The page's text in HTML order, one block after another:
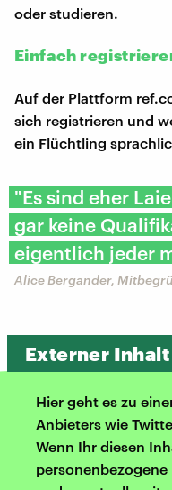
oder studieren.
Einfach
Auf der Plattform
sich registrieren und
ein Flüchtling
"Es sind eher
gar keine
eigentlich jeder
Alice Bergander,
Externer Inhalt
Hier geht es zu
Anbieters wie
Wenn Ihr diesen